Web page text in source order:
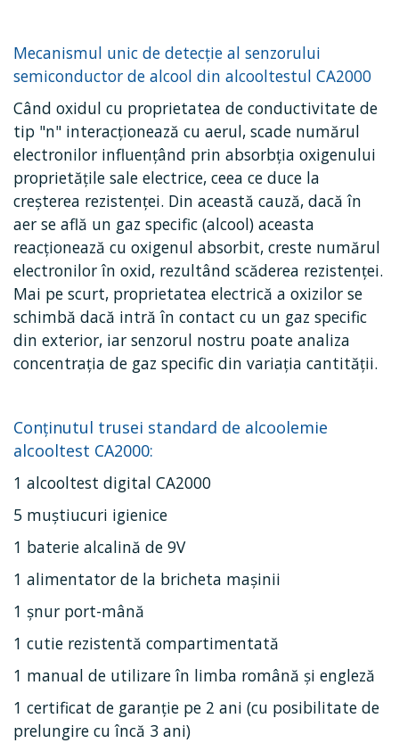
Mecanismul unic de detecție al senzorului
semiconductor de alcool din alcooltestul CA2000
Când oxidul cu proprietatea de conductivitate de
tip "n" interacționează cu aerul, scade numărul
electronilor influențând prin absorbția oxigenului
proprietățile sale electrice, ceea ce duce la
creșterea rezistenței. Din această cauză, dacă în
aer se află un gaz specific (alcool) aceasta
reacționează cu oxigenul absorbit, creste numărul
electronilor în oxid, rezultând scăderea rezistenței.
Mai pe scurt, proprietatea electrică a oxizilor se
schimbă dacă intră în contact cu un gaz specific
din exterior, iar senzorul nostru poate analiza
concentrația de gaz specific din variația cantității.
Conținutul trusei standard de alcoolemie
alcooltest CA2000:
1 alcooltest digital CA2000
5 muștiucuri igienice
1 baterie alcalină de 9V
1 alimentator de la bricheta mașinii
1 șnur port-mână
1 cutie rezistentă compartimentată
1 manual de utilizare în limba română și engleză
1 certificat de garanţie pe 2 ani (cu posibilitate de
prelungire cu încă 3 ani)